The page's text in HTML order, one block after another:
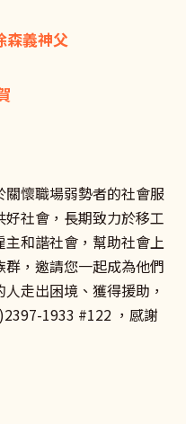
森義神父
懷職場弱勢者的社會服
社會，長期致力於移工
和諧社會，幫助社會上
，邀請您一起成為他們
走出困境、獲得援助，
1933 #122 ，感謝